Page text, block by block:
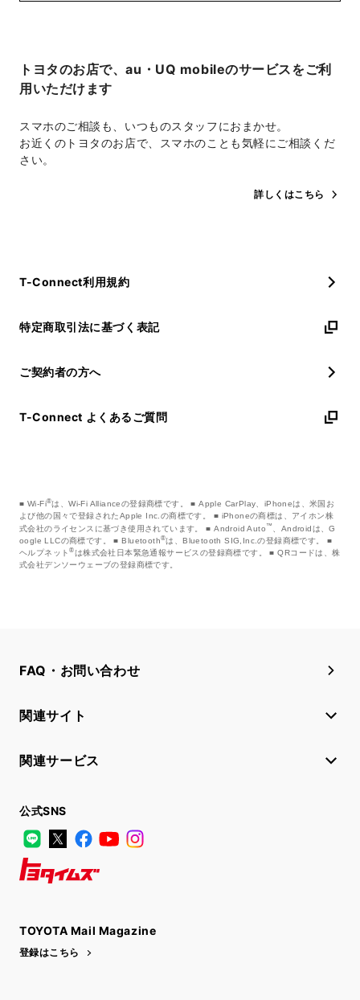
トヨタのお店で、au・UQ mobileのサービスをご利
用いただけます
スマホのご相談も、いつものスタッフにおまかせ。
お近くのトヨタのお店で、スマホのことも気軽にご相談くだ
さい。
詳しくはこちら
T-Connect利用規約
特定商取引法に基づく表記
ご契約者の方へ
T-Connect よくあるご質問
Wi-Fi®は、Wi-Fi Allianceの登録商標です。
Apple CarPlay、iPhoneは、米国お
よび他の国々で登録されたApple Inc.の商標です。
iPhoneの商標は、アイホン株
式会社のライセンスに基づき使用されています。
Android Auto ™
、Androidは、G
oogle LLCの商標です。
Bluetooth®は、Bluetooth SIG,Inc.の登録商標です。
ヘルプネット®は株式会社日本緊急通報サービスの登録商標です。
QRコードは、株
式会社デンソーウェーブの登録商標です。
FAQ・お問い合わせ
関連サイト
関連サービス
公式SNS
LINE
X FacebookYouTube
TOYOTA Mail Magazine
登録はこちら